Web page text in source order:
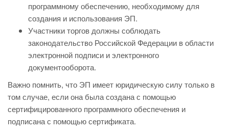
программному обеспечению, необходимому для
создания и использования ЭП.
Участники торгов должны соблюдать
законодательство Российской Федерации в области
электронной подписи и электронного
документооборота.
Важно помнить, что ЭП имеет юридическую силу только в
том случае, если она была создана с помощью
сертифицированного программного обеспечения и
подписана с помощью сертификата.